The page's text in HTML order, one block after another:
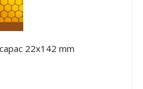
22x142 mm